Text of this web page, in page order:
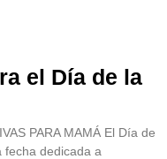
el Día de la
PARA MAMÁ El Día de
fecha dedicada a